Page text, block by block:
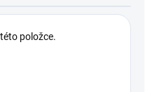
položce.